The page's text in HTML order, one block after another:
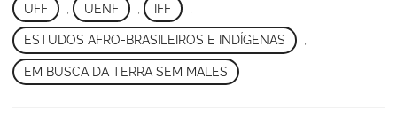
UFF UENF IFF
ESTUDOS AFRO-BRASILEIROS E INDÍGENAS ,
EM BUSCA DA TERRA SEM MALES